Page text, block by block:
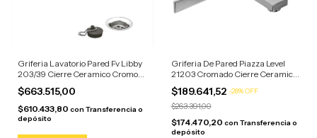
Griferia Lavatorio Pared Fv Libby
203/39 Cierre Ceramico Cromo
Cromado
$663.515,00
$610.433,80 con Transferencia o
depósito
Griferia De Pared Piazza Level
21203 Cromado Cierre Ceramico
Plateado
$189.641,52 -28%OFF
$263.391,00
$174.470,20 con Transferencia o
depósito